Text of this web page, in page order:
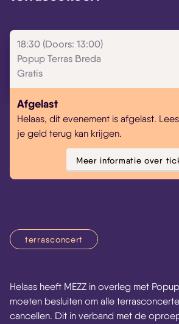
18:30 (Doors: 13:00)
Popup Terras Breda
Gratis
Afgelast
Helaas, dit evenement is afgelast.
je geld terug kan krijgen.
Meer informatie over
terrasconcert
Helaas heeft MEZZ in overleg met
moeten besluiten om alle
cancellen. Dit in verband met de